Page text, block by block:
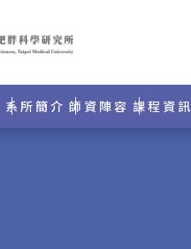
系所簡介 師資陣容 課程資訊